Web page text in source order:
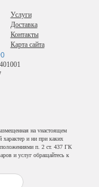
Услуги
Доставка
Контакты
Карта сайта
на vнастоящем
характер и ни при каких
положениями п. 2 ст. 437 ГК
и услуг обращайтесь к